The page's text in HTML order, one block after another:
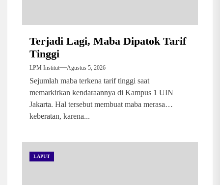
Terjadi Lagi, Maba Dipatok Tarif
Tinggi
LPM Institut Agustus 5, 2026
Sejumlah maba terkena tarif tinggi saat
memarkirkan kendaraannya di Kampus 1 UIN
Jakarta. Hal tersebut membuat maba merasa
keberatan, karena...
LAPUT